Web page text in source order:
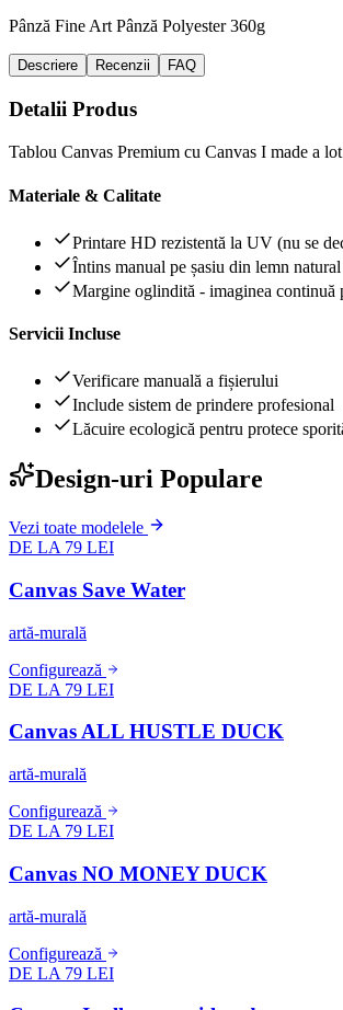
Pânză Fine Art Pânză Polyester 360g
Descriere Recenzii FAQ
Detalii Produs
Tablou Canvas Premium cu Canvas I made a
Materiale & Calitate
Printare HD rezistentă la UV (nu se
Întins manual pe șasiu din lemn
Margine oglindită - imaginea continuă
Servicii Incluse
Verificare manuală a fișierului
Include sistem de prindere profesional
Lăcuire ecologică pentru protece
Design-uri Populare
Vezi toate modelele
DE LA 79 LEI
Canvas Save Water
artă-murală
Configurează
DE LA 79 LEI
Canvas ALL HUSTLE DUCK
artă-murală
Configurează
DE LA 79 LEI
Canvas NO MONEY DUCK
artă-murală
Configurează
DE LA 79 LEI